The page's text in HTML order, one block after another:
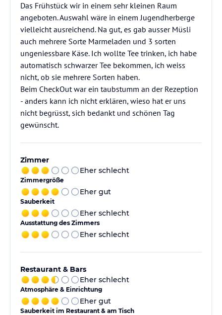
Das Frühstück wir in einem sehr kleinen Raum
angeboten. Auswahl wäre in einem Jugendherberge
vielleicht ausreichend. Na gut, es gab ausser Müsli
auch mehrere Sorte Marmeladen und 3 sorten
ungeniessbare Käse. Ich wollte Tee trinken, ich habe
automatisch schwarzer Tee bekommen, ich weiss
nicht, ob sie mehrere Sorten haben.
Beim CheckOut war ein taubstumm an der Rezeption
- anders kann ich nicht erklären, wieso hat er uns
nicht begrüsst, sich bedankt und schönen Tag
gewünscht.
Zimmer
Eher schlecht
Zimmergröße
Eher gut
Sauberkeit
Eher schlecht
Ausstattung des Zimmers
Eher schlecht
Restaurant & Bars
Eher schlecht
Atmosphäre & Einrichtung
Eher gut
Sauberkeit im Restaurant & am Tisch